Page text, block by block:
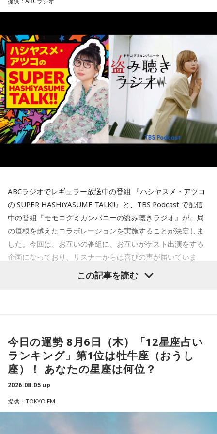
ランドプロデューサーへとステップアップしていく仕組みに
なっているそうです。きゃりーは「階段を上がっていくん
だ！」と感心しながら耳を傾けていました。
会社経営の魅力について尋ねられると、ゆとりくんは「会社
って脳みそなんで、宇宙なんですよ」と独特な表現で回答し
ます。「自分が想像したことは全部実現できる可能性があ
る」と語り、音楽のように声質とか身体的な制約がある表現
とは異なり、会社経営には発想次第でどこまでも挑戦できる
自由さがあると説明しました。
明かし、「親父が起業家だったのでDNA的なものはあるかも
た」と振り返りました。
（左から）パーソナリティのきゃりーぱみゅぱみゅ、株式会
社yutori代表取締役社長 片石貴展さん（ゆとりくん）
◆古着トークで大盛り上がり
一方のゆとりくんも「メルカリディグが超好き」と笑いなが
ら語り、ヴィンテージロックTシャツは真贋判定をしてもらっ
て購入していることなど、こだわりを紹介しました。
た瞬間があった」と振り返り、そこからヴィンテージのバッ
お迎え時間を確認するために時計を買ってみたら、そのまま
森下さんが初めてフィンランドを訪れた1994年は、深刻な経
率も世界トップクラスといわれていましたが、その後は大き
く改善し、現在では世界幸福度ランキングで上位を維持する
国として知られています。
その背景について森下さんは、「国や教育現場が“一人ひとり
の特性をどう活かしていくか”を重視していました」と説明し
ます。「1人の人材も無駄にはできない」という考え方のも
と、それぞれの個性や能力を社会全体で生かそうとする姿勢
が、大きな変化につながったと振り返りました。
フィンランドを訪れたことがある宇賀は、図書館や教会の印
一方で、フィンランドでの暮らしでもっとも大変なのは冬だ
といいます。日照時間が短く、小学生も暗闇のなかを登校す
るほどで、「人に会いたくなくなったり、どれだけ寝ても寝
足りないときがある」と明かします。30年以上暮らした今で
も「まだ慣れていないですね」と話し、フィンランド語の習
得についても「いつまで経っても終わりが見えないところを
歩いている感じ」と率直な思いを語りました。
厳しい冬があるからこそ、春の訪れは格別です。海や湖を覆
いても話題は及びます。森下さんは、サウナは「リラックス
したいときに利用する身近な存在」だと説明します。かつて
は「裸になっていると嘘がつけない」という考え方から、政
治や仕事の重要な話し合いがサウナでおこなわれることもあ
ったと、その文化的な背景を紹介しました。
ABCラジオでレギュラー放送中の番組 『ハシヤスメ・アツコ
の SUPER HASHiYASUME TALK!!』と、TBS Podcast で配信
中の番組『モモコグミカンパニーの盗み聴きラジオ』が、局
の垣根を越えたコラボレーションを実施することが決定しま
した。今回は、お互いの番組に、お互いがゲスト出演をする
企画になっており、リスナーからは喜びの声が届いていま
この記事を読む
今日の運勢 8月6日（木）「12星座占い
ランキング」第1位は牡牛座（おうし
座）！ あなたの星座は何位？
2026.08.05 up
提供：TOKYO FM